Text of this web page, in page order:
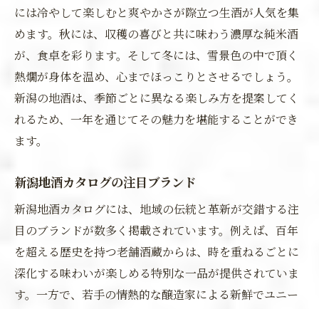
には冷やして楽しむと爽やかさが際立つ生酒が人気を集
めます。秋には、収穫の喜びと共に味わう濃厚な純米酒
が、食卓を彩ります。そして冬には、雪景色の中で頂く
熱燗が身体を温め、心までほっこりとさせるでしょう。
新潟の地酒は、季節ごとに異なる楽しみ方を提案してく
れるため、一年を通じてその魅力を堪能することができ
ます。
新潟地酒カタログの注目ブランド
新潟地酒カタログには、地域の伝統と革新が交錯する注
目のブランドが数多く掲載されています。例えば、百年
を超える歴史を持つ老舗酒蔵からは、時を重ねるごとに
深化する味わいが楽しめる特別な一品が提供されていま
す。一方で、若手の情熱的な醸造家による新鮮でユニー